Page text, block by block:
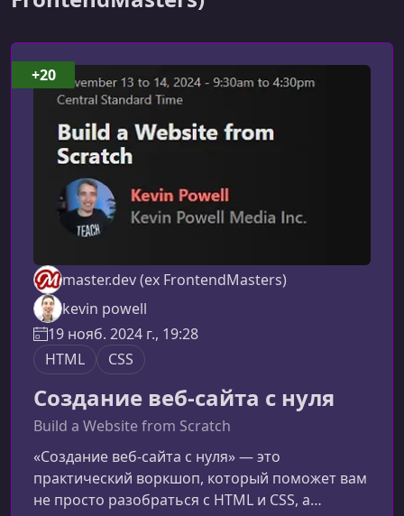
master.dev (ex FrontendMasters)
kevin powell
19 нояб. 2024 г., 19:28
HTML
CSS
Создание веб-сайта с нуля
Build a Website from Scratch
«Создание веб-сайта с нуля» — это
практический воркшоп, который поможет вам
не просто разобраться с HTML и CSS, а
+20